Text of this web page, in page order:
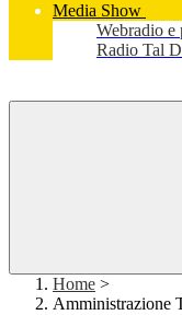
Media Show
Webradio e
Radio Tal
Home >
Amministrazione